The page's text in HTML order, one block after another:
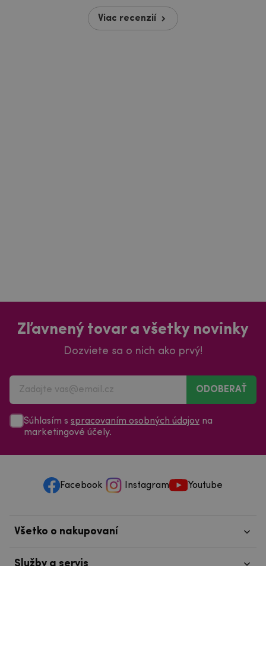
Viac recenzií
Zľavnený tovar a všetky novinky
Dozviete sa o nich ako prvý!
ODOBERAŤ
Súhlasím s spracovaním osobných údajov na
marketingové účely.
Facebook Instagram Youtube
Všetko o nakupovaní
Služby a servis